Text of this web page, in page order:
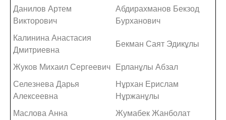
Данилов Артем
Викторович
Абдирахманов Бекзод
Бурханович
Калинина Анастасия
Дмитриевна
Бекман Саят Эдикұлы
Жуков Михаил Сергеевич
Ерланұлы Абзал
Селезнева Дарья
Алексеевна
Нұрхан Ерислам
Нұржанұлы
Маслова Анна
Жумабек Жанболат